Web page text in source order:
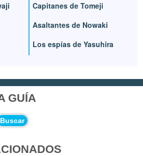
Capitanes de Tomeji
Asaltantes de Nowaki
Los espías de Yasuhira
GUÍA
Buscar